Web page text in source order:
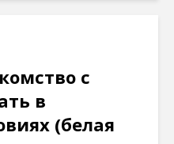
с
в
(белая